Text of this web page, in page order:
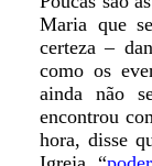
Maria que
certeza –
como os
ainda não
encontrou
hora, disse